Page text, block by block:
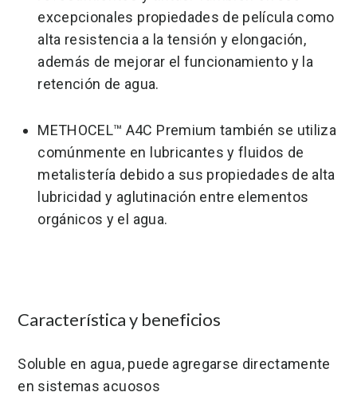
excepcionales propiedades de película como
alta resistencia a la tensión y elongación,
además de mejorar el funcionamiento y la
retención de agua.
METHOCEL™ A4C Premium también se utiliza
comúnmente en lubricantes y fluidos de
metalistería debido a sus propiedades de alta
lubricidad y aglutinación entre elementos
orgánicos y el agua.
Característica y beneficios
Soluble en agua, puede agregarse directamente
en sistemas acuosos